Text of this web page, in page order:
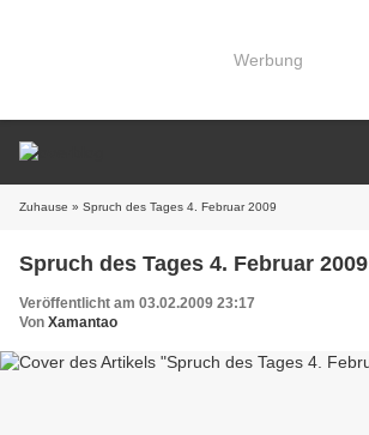
Werbung
Zuhause » Spruch des Tages 4. Februar 2009
Spruch des Tages 4. Februar 2009
Veröffentlicht am 03.02.2009 23:17
Von Xamantao